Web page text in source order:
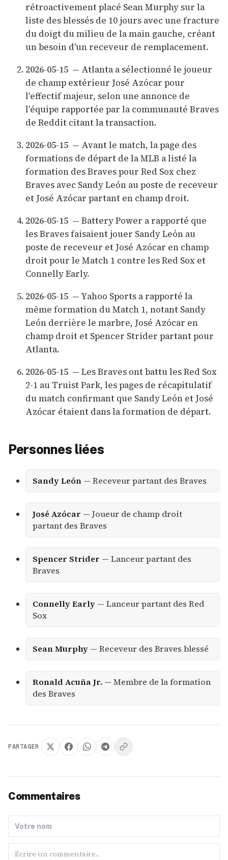
rétroactivement placé Sean Murphy sur la
liste des blessés de 10 jours avec une fracture
du doigt du milieu de la main gauche, créant
un besoin d'un receveur de remplacement.
2026-05-15 — Atlanta a sélectionné le joueur
de champ extérieur José Azócar pour
l'effectif majeur, selon une annonce de
l'équipe rapportée par la communauté Braves
de Reddit citant la transaction.
2026-05-15 — Avant le match, la page des
formations de départ de la MLB a listé la
formation des Braves pour Red Sox chez
Braves avec Sandy León au poste de receveur
et José Azócar partant en champ droit.
2026-05-15 — Battery Power a rapporté que
les Braves faisaient jouer Sandy León au
poste de receveur et José Azócar en champ
droit pour le Match 1 contre les Red Sox et
Connelly Early.
2026-05-15 — Yahoo Sports a rapporté la
même formation du Match 1, notant Sandy
León derrière le marbre, José Azócar en
champ droit et Spencer Strider partant pour
Atlanta.
2026-05-15 — Les Braves ont battu les Red Sox
2-1 au Truist Park, les pages de récapitulatif
du match confirmant que Sandy León et José
Azócar étaient dans la formation de départ.
Personnes liées
Sandy León— Receveur partant des Braves
José Azócar — Joueur de champ droit
partant des Braves
Spencer Strider — Lanceur partant des
Braves
Connelly Early— Lanceur partant des Red
Sox
Sean Murphy— Receveur des Braves blessé
Ronald Acuña Jr.— Membre de la formation
des Braves
PARTAGER
Commentaires